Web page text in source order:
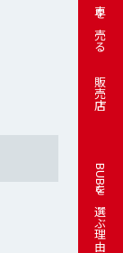
車を売る
販売店
BUBUを選ぶ理由